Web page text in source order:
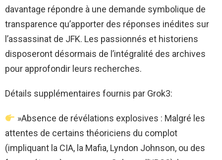
davantage répondre à une demande symbolique de
transparence qu’apporter des réponses inédites sur
l’assassinat de JFK. Les passionnés et historiens
disposeront désormais de l’intégralité des archives
pour approfondir leurs recherches.
Détails supplémentaires fournis par Grok3:
»Absence de révélations explosives : Malgré les
attentes de certains théoriciens du complot
(impliquant la CIA, la Mafia, Lyndon Johnson, ou des